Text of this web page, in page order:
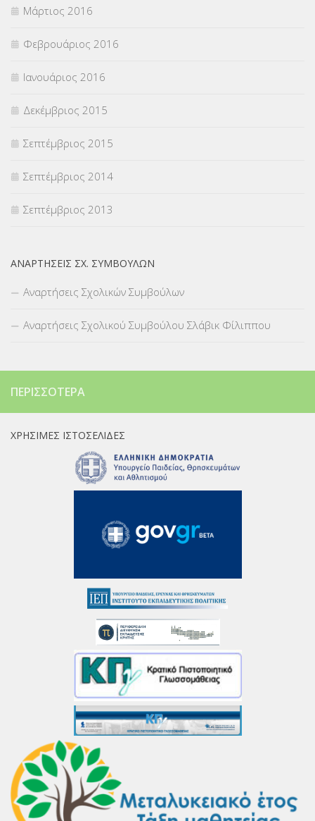
Μάρτιος 2016
Φεβρουάριος 2016
Ιανουάριος 2016
Δεκέμβριος 2015
Σεπτέμβριος 2015
Σεπτέμβριος 2014
Σεπτέμβριος 2013
ΑΝΑΡΤΉΣΕΙΣ ΣΧ. ΣΥΜΒΟΎΛΩΝ
Αναρτήσεις Σχολικών Συμβούλων
Αναρτήσεις Σχολικού Συμβούλου Σλάβικ Φίλιππου
ΠΕΡΙΣΣΌΤΕΡΑ
ΧΡΉΣΙΜΕΣ ΙΣΤΟΣΕΛΊΔΕΣ